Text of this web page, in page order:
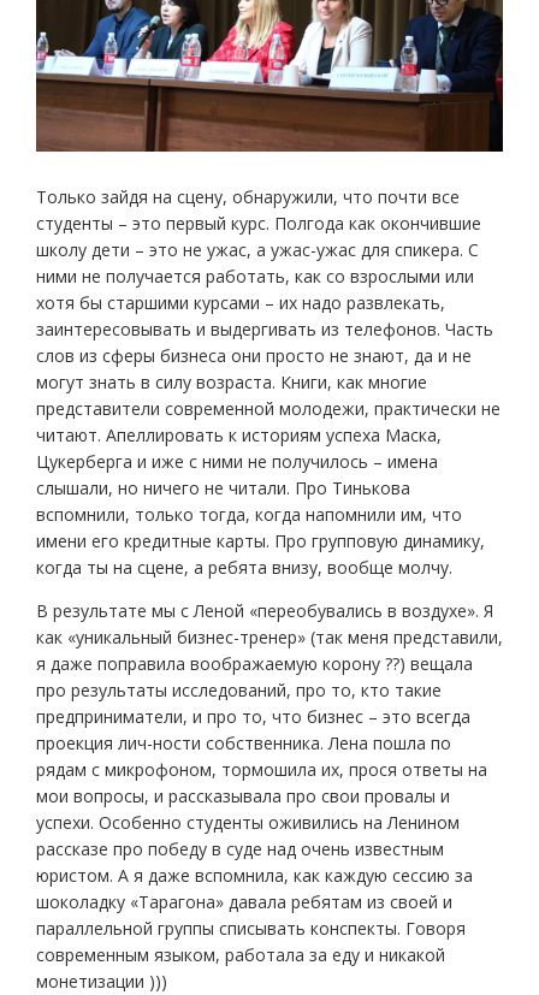
Только зайдя на сцену, обнаружили, что почти все
студенты – это первый курс. Полгода как окончившие
школу дети – это не ужас, а ужас-ужас для спикера. С
ними не получается работать, как со взрослыми или
хотя бы старшими курсами – их надо развлекать,
заинтересовывать и выдергивать из телефонов. Часть
слов из сферы бизнеса они просто не знают, да и не
могут знать в силу возраста. Книги, как многие
представители современной молодежи, практически не
читают. Апеллировать к историям успеха Маска,
Цукерберга и иже с ними не получилось – имена
слышали, но ничего не читали. Про Тинькова
вспомнили, только тогда, когда напомнили им, что
имени его кредитные карты. Про групповую динамику,
когда ты на сцене, а ребята внизу, вообще молчу.
В результате мы с Леной «переобувались в воздухе». Я
как «уникальный бизнес-тренер» (так меня представили,
я даже поправила воображаемую корону ??) вещала
про результаты исследований, про то, кто такие
предприниматели, и про то, что бизнес – это всегда
проекция лич-ности собственника. Лена пошла по
рядам с микрофоном, тормошила их, прося ответы на
мои вопросы, и рассказывала про свои провалы и
успехи. Особенно студенты оживились на Ленином
рассказе про победу в суде над очень известным
юристом. А я даже вспомнила, как каждую сессию за
шоколадку «Тарагона» давала ребятам из своей и
параллельной группы списывать конспекты. Говоря
современным языком, работала за еду и никакой
монетизации )))